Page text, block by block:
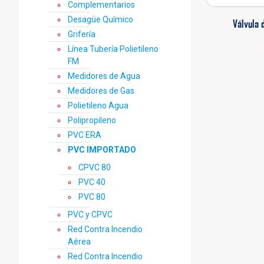
Válvula
Complementarios
Desagüe Químico
Grifería
Línea Tubería Polietileno
FM
Medidores de Agua
Medidores de Gas
Polietileno Agua
Polipropileno
PVC ERA
PVC IMPORTADO
CPVC 80
PVC 40
PVC 80
PVC y CPVC
Red Contra Incendio
Aérea
Red Contra Incendio